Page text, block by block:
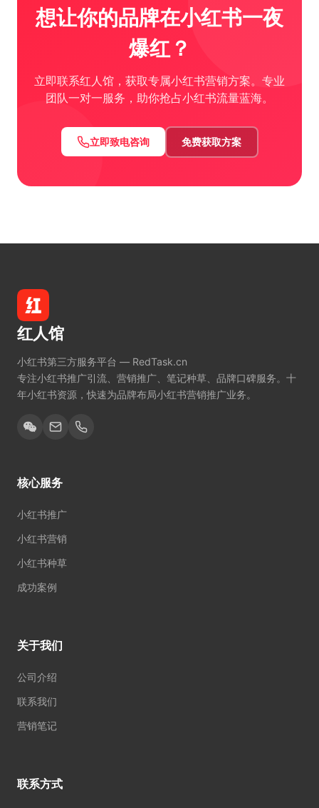
想让你的品牌在小红书一夜
爆红？
立即联系红人馆，获取专属小红书营销方案。专业
团队一对一服务，助你抢占小红书流量蓝海。
立即致电咨询 免费获取方案
红人馆
小红书第三方服务平台 — RedTask.cn
专注小红书推广引流、营销推广、笔记种草、品牌口碑服务。十
年小红书资源，快速为品牌布局小红书营销推广业务。
核心服务
小红书推广
小红书营销
小红书种草
成功案例
关于我们
公司介绍
联系我们
营销笔记
联系方式